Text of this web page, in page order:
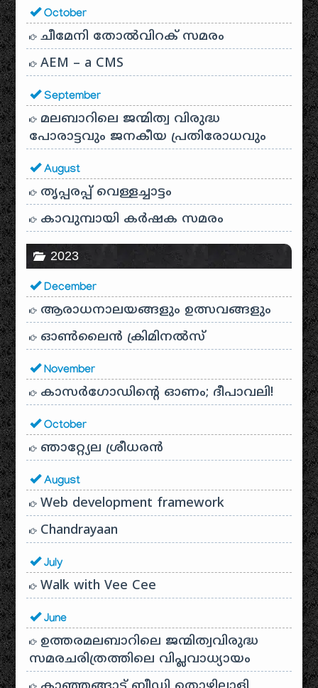
October
ചീമേനി തോൽവിറക് സമരം
AEM – a CMS
September
മലബാറിലെ ജന്മിത്വ വിരുദ്ധ
പോരാട്ടവും ജനകീയ പ്രതിരോധവും
August
തൃപ്പരപ്പ് വെള്ളച്ചാട്ടം
കാവുമ്പായി കർഷക സമരം
2023
December
ആരാധനാലയങ്ങളും ഉത്സവങ്ങളും
ഓൺലൈൻ ക്രിമിനൽസ്
November
കാസർഗോഡിൻ്റെ ഓണം; ദീപാവലി!
October
ഞാറ്റ്യേല ശ്രീധരൻ
August
Web development framework
Chandrayaan
July
Walk with Vee Cee
June
ഉത്തരമലബാറിലെ ജന്മിത്വവിരുദ്ധ
സമരചരിത്രത്തിലെ വിപ്ലവാധ്യായം